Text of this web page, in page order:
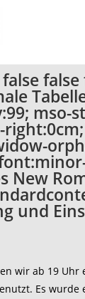
false
mso-
New
und
wir ab 19
Es